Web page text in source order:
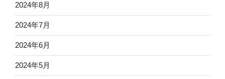
2024年8月
2024年7月
2024年6月
2024年5月